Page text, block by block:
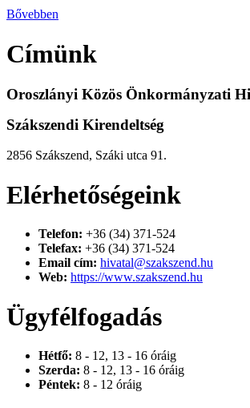
Bővebben
Címünk
Oroszlányi Közös Önkormányzati
Szákszendi Kirendeltség
2856 Szákszend, Száki utca 91.
Elérhetőségeink
Telefon: +36 (34) 371-524
Telefax: +36 (34) 371-524
Email cím: hivatal@szakszend.hu
Web: https://www.szakszend.hu
Ügyfélfogadás
Hétfő: 8 - 12, 13 - 16 óráig
Szerda: 8 - 12, 13 - 16 óráig
Péntek: 8 - 12 óráig